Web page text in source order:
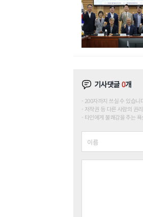
기사댓글0개
200자까지 쓰실 수 있습
저작권 등 다른 사람의 권
타인에게 불쾌감을 주는